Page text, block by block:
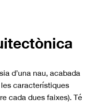
d’una nau, acabada
característiques
cada dues faixes). Té